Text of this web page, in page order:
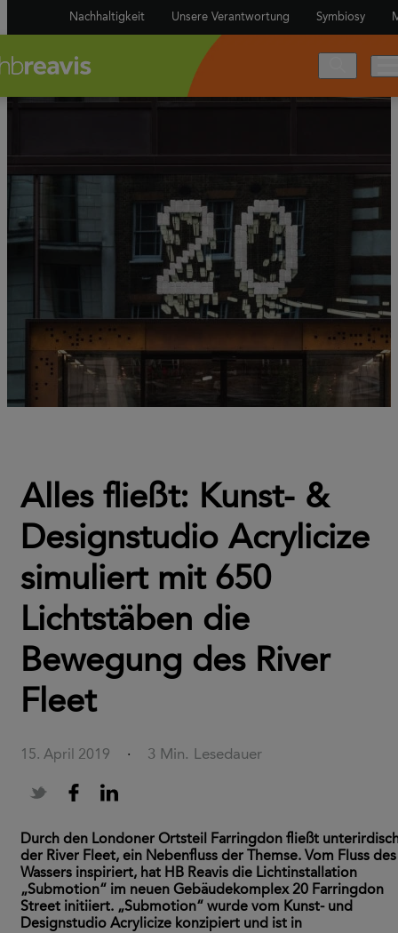
Nachhaltigkeit Unsere Verantwortung Symbiosy
Alles fließt: Kunst- &
Designstudio Acrylicize
simuliert mit 650
Lichtstäben die
Bewegung des River
Fleet
15. April 2019 · 3 Min. Lesedauer
Durch den Londoner Ortsteil Farringdon fließt
der River Fleet, ein Nebenfluss der Themse. Vom Fluss des
Wassers inspiriert, hat HB Reavis die Lichtinstallation
„Submotion“ im neuen Gebäudekomplex 20 Farringdon
Street initiiert. „Submotion“ wurde vom Kunst- und
Designstudio Acrylicize konzipiert und ist in